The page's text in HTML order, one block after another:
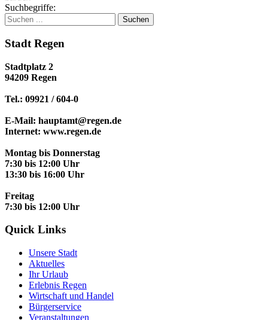
Suchbegriffe:
Suchen
Stadt Regen
Stadtplatz 2
94209 Regen
Tel.: 09921 / 604-0
E-Mail: hauptamt@regen.de
Internet: www.regen.de
Montag bis Donnerstag
7:30 bis 12:00 Uhr
13:30 bis 16:00 Uhr
Freitag
7:30 bis 12:00 Uhr
Quick Links
Unsere Stadt
Aktuelles
Ihr Urlaub
Erlebnis Regen
Wirtschaft und Handel
Bürgerservice
Veranstaltungen